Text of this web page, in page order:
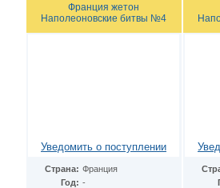
Франция жетон
Наполеоновские битвы №4
Уведомить о поступлении
Страна: Франция
Год: -